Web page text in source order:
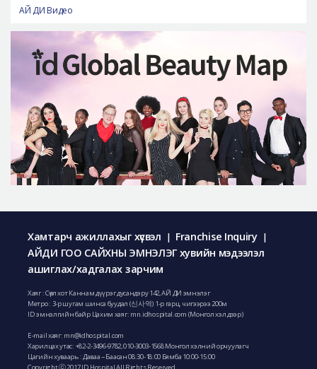
АЙ ДИ Видео
Хамтарч ажиллахыг хүсвэл | Franchise Inquiry |
АЙДИ ГОО САЙХНЫ ЭМНЭЛЭГ хувийн мэдээлэл
ашиглах/хадгалах зарчим
Хаяг : Сөүл хот Каннам дүүрэг дусандэру 142, АЙ ДИ эмнэлэг
Метро : 3-р шугам шинса буудал (신사역) 1-р гарц, чигээрээ 200м
ID эмнэлгийн байр Цахим хаяг: mn.idhospital.com (Монгол хэл дээр)
E-mail хаяг: mn@idhospital.com
Харилцах утас: +82-2-3496-9782,010-3003-1568Монгол хэлний орчуулагч
Цагийн хуваарь : Даваа ~ Баасан 08:30-18:00 Бямба 10:00-15:00
Copyright ⓒ 2017 ID Hospital All Rights Reserved.